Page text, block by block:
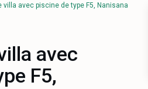
villa avec piscine de type F5, Nanisana
avec
F5,